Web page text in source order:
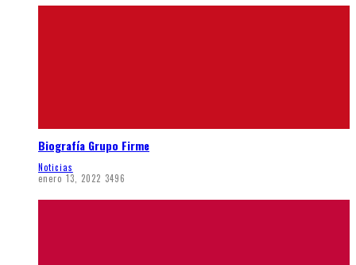
Biografía Grupo Firme
Noticias
enero 13, 2022 3496